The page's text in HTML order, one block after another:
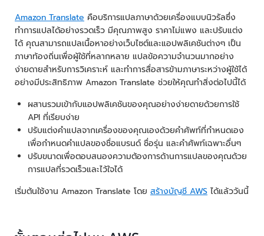
Amazon Translate คือบริการแปลภาษาด้วยเครื่องแบบนิวรัลซึ่ง
ทำการแปลได้อย่างรวดเร็ว มีคุณภาพสูง ราคาไม่แพง และปรับแต่ง
ได้ คุณสามารถแปลเนื้อหาอย่างเว็บไซต์และแอปพลิเคชันต่างๆ เป็น
ภาษาท้องถิ่นเพื่อผู้ใช้ที่หลากหลาย แปลข้อความจำนวนมากอย่าง
ง่ายดายสำหรับการวิเคราะห์ และทำการสื่อสารข้ามภาษาระหว่างผู้ใช้ได้
อย่างมีประสิทธิภาพ Amazon Translate ช่วยให้คุณทำสิ่งต่อไปนี้ได้
ผสานรวมเข้ากับแอปพลิเคชันของคุณอย่างง่ายดายด้วยการใช้
API ที่เรียบง่าย
ปรับแต่งคำแปลจากเครื่องของคุณเองด้วยคำศัพท์ที่กำหนดเอง
เพื่อกำหนดคำแปลของชื่อแบรนด์ ชื่อรุ่น และคำศัพท์เฉพาะอื่นๆ
ปรับขนาดเพื่อตอบสนองความต้องการด้านการแปลของคุณด้วย
การแปลที่รวดเร็วและไว้ใจได้
เริ่มต้นใช้งาน Amazon Translate โดย สร้างบัญชี AWS ได้แล้ววันนี้